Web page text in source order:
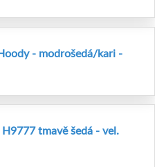
- modrošedá/kari -
tmavě šedá - vel.